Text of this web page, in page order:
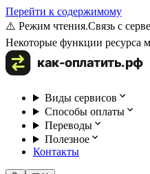
Перейти к содержимому
⚠️ Режим чтения.Связь с
Некоторые функции ресурса
Виды сервисов
Способы оплаты
Переводы
Полезное
Контакты